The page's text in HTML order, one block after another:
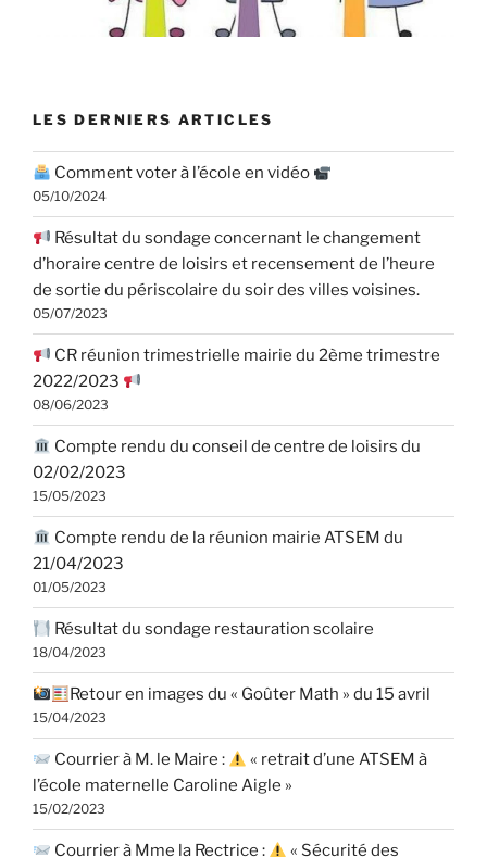
LES DERNIERS ARTICLES
Comment voter à l’école en vidéo
05/10/2024
Résultat du sondage concernant le changement
d’horaire centre de loisirs et recensement de l’heure
de sortie du périscolaire du soir des villes voisines.
05/07/2023
CR réunion trimestrielle mairie du 2ème trimestre
2022/2023
08/06/2023
Compte rendu du conseil de centre de loisirs du
02/02/2023
15/05/2023
Compte rendu de la réunion mairie ATSEM du
21/04/2023
01/05/2023
Résultat du sondage restauration scolaire
18/04/2023
Retour en images du « Goûter Math » du 15 avril
15/04/2023
Courrier à M. le Maire :
« retrait d’une ATSEM à
l’école maternelle Caroline Aigle »
15/02/2023
Courrier à Mme la Rectrice : « Sécurité des